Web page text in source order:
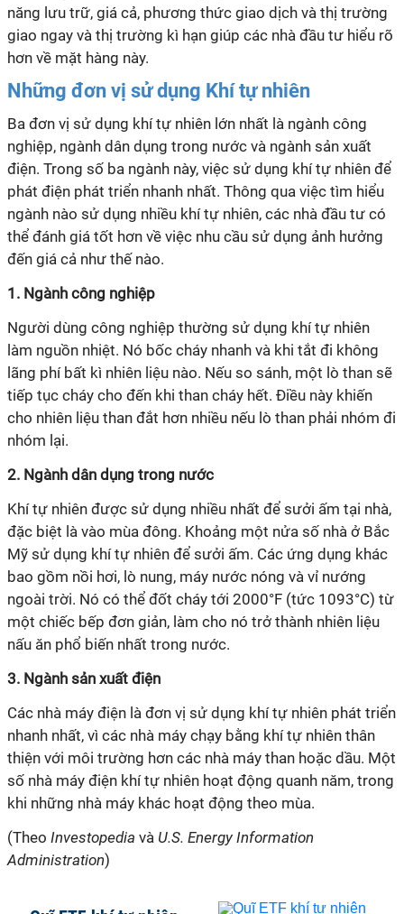
năng lưu trữ, giá cả, phương thức giao dịch và thị trường
giao ngay và thị trường kì hạn giúp các nhà đầu tư hiểu rõ
hơn về mặt hàng này.
Những đơn vị sử dụng Khí tự nhiên
Ba đơn vị sử dụng khí tự nhiên lớn nhất là ngành công
nghiệp, ngành dân dụng trong nước và ngành sản xuất
điện. Trong số ba ngành này, việc sử dụng khí tự nhiên để
phát điện phát triển nhanh nhất. Thông qua việc tìm hiểu
ngành nào sử dụng nhiều khí tự nhiên, các nhà đầu tư có
thể đánh giá tốt hơn về việc nhu cầu sử dụng ảnh hưởng
đến giá cả như thế nào.
1. Ngành công nghiệp
Người dùng công nghiệp thường sử dụng khí tự nhiên
làm nguồn nhiệt. Nó bốc cháy nhanh và khi tắt đi không
lãng phí bất kì nhiên liệu nào. Nếu so sánh, một lò than sẽ
tiếp tục cháy cho đến khi than cháy hết. Điều này khiến
cho nhiên liệu than đắt hơn nhiều nếu lò than phải nhóm đi
nhóm lại.
2. Ngành dân dụng trong nước
Khí tự nhiên được sử dụng nhiều nhất để sưởi ấm tại nhà,
đặc biệt là vào mùa đông. Khoảng một nửa số nhà ở Bắc
Mỹ sử dụng khí tự nhiên để sưởi ấm. Các ứng dụng khác
bao gồm nồi hơi, lò nung, máy nước nóng và vỉ nướng
ngoài trời. Nó có thể đốt cháy tới 2000°F (tức 1093°C) từ
một chiếc bếp đơn giản, làm cho nó trở thành nhiên liệu
nấu ăn phổ biến nhất trong nước.
3. Ngành sản xuất điện
Các nhà máy điện là đơn vị sử dụng khí tự nhiên phát triển
nhanh nhất, vì các nhà máy chạy bằng khí tự nhiên thân
thiện với môi trường hơn các nhà máy than hoặc dầu. Một
số nhà máy điện khí tự nhiên hoạt động quanh năm, trong
khi những nhà máy khác hoạt động theo mùa.
(Theo Investopedia và U.S. Energy Information
Administration)